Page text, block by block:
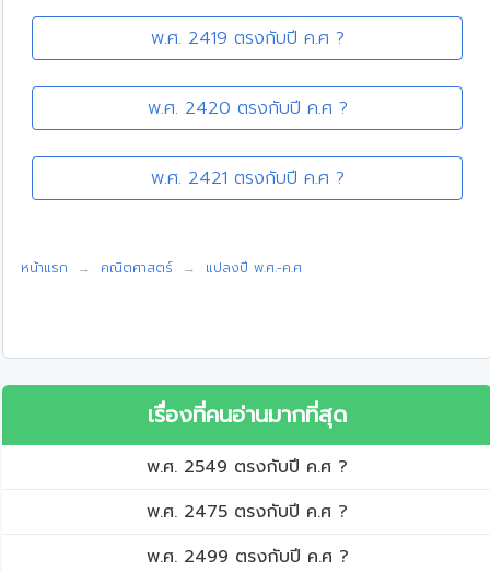
พ.ศ. 2419 ตรงกับปี ค.ศ ?
พ.ศ. 2420 ตรงกับปี ค.ศ ?
พ.ศ. 2421 ตรงกับปี ค.ศ ?
หน้าแรก คณิตศาสตร์ แปลงปี พ.ศ.-ค.ศ
เรื่องที่คนอ่านมากที่สุด
พ.ศ. 2549 ตรงกับปี ค.ศ ?
พ.ศ. 2475 ตรงกับปี ค.ศ ?
พ.ศ. 2499 ตรงกับปี ค.ศ ?